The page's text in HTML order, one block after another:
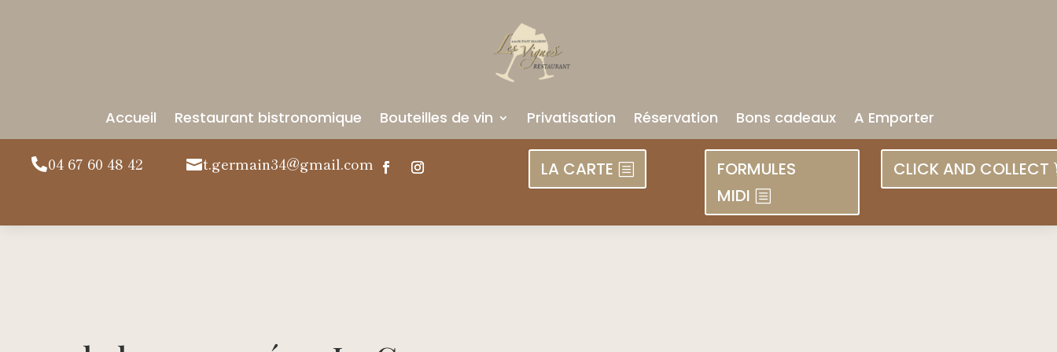
Accueil Restaurant bistronomique Bouteilles de vin Privatisation Réservation Bons cadeaux A Emporter
04 67 60 48 42 t.germain34@gmail.com LA CARTE
FORMULES
MIDI
CLICK AND COLLECT